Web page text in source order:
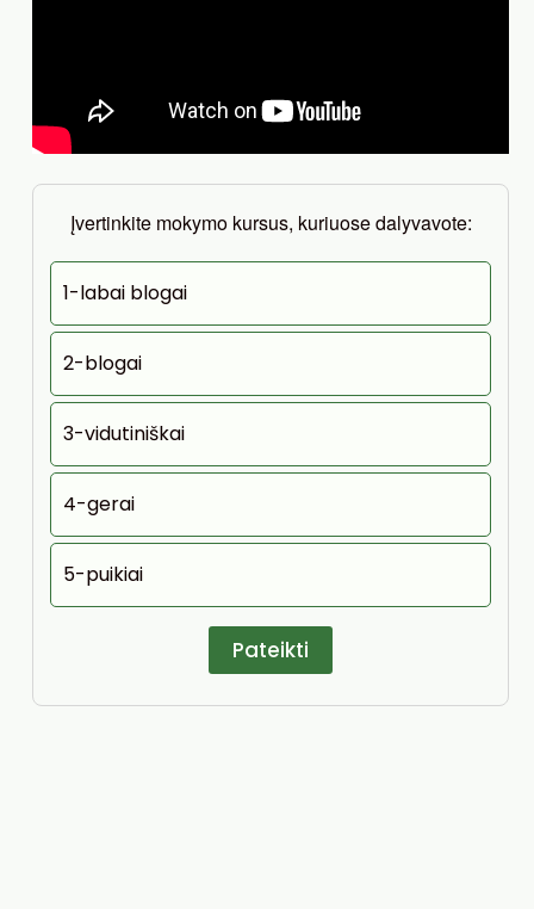
Įvertinkite mokymo kursus, kuriuose dalyvavote:
1-labai blogai
2-blogai
3-vidutiniškai
4-gerai
5-puikiai